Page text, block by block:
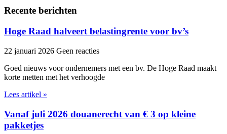
Recente berichten
Hoge Raad halveert belastingrente voor bv’s
22 januari 2026 Geen reacties
Goed nieuws voor ondernemers met een bv. De Hoge Raad maakt
korte metten met het verhoogde
Lees artikel »
Vanaf juli 2026 douanerecht van € 3 op kleine
pakketjes